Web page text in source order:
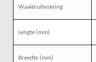
Waaieruitvoering
Lengte (mm)
Breedte (mm)